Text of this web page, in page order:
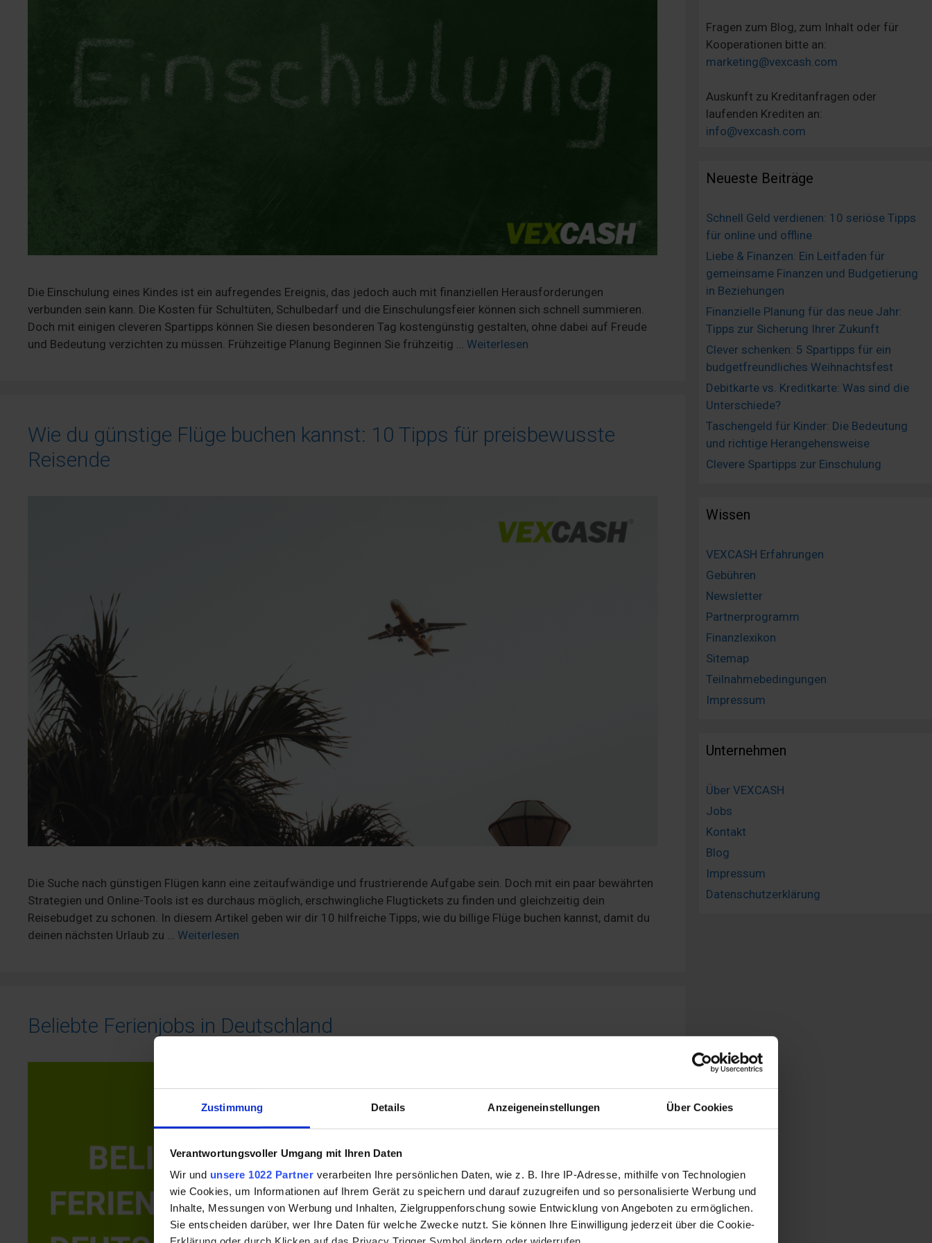
Zustimmung Details Anzeigeneinstellungen Über Cookies
Verantwortungsvoller Umgang mit Ihren Daten
Wir und unsere 1022 Partner verarbeiten Ihre persönlichen Daten, wie z. B. Ihre IP-Adresse, mithilfe von Technologien
wie Cookies, um Informationen auf Ihrem Gerät zu speichern und darauf zuzugreifen und so personalisierte Werbung und
Inhalte, Messungen von Werbung und Inhalten, Zielgruppenforschung sowie Entwicklung von Angeboten zu ermöglichen.
Sie entscheiden darüber, wer Ihre Daten für welche Zwecke nutzt. Sie können Ihre Einwilligung jederzeit über die Cookie-
Die Einschulung eines Kindes ist ein aufregendes Ereignis, das jedoch auch mit finanziellen Herausforderungen
verbunden sein kann. Die Kosten für Schultüten, Schulbedarf und die Einschulungsfeier können sich schnell summieren.
Doch mit einigen cleveren Spartipps können Sie diesen besonderen Tag kostengünstig gestalten, ohne dabei auf Freude
und Bedeutung verzichten zu müssen. Frühzeitige Planung Beginnen Sie frühzeitig … Weiterlesen
Wie du günstige Flüge buchen kannst: 10 Tipps für preisbewusste
Reisende
Die Suche nach günstigen Flügen kann eine zeitaufwändige und frustrierende Aufgabe sein. Doch mit ein paar bewährten
Strategien und Online-Tools ist es durchaus möglich, erschwingliche Flugtickets zu finden und gleichzeitig dein
Reisebudget zu schonen. In diesem Artikel geben wir dir 10 hilfreiche Tipps, wie du billige Flüge buchen kannst, damit du
deinen nächsten Urlaub zu … Weiterlesen
Beliebte Ferienjobs in Deutschland
Fragen zum Blog, zum Inhalt oder für
Kooperationen bitte an:
marketing@vexcash.com
Auskunft zu Kreditanfragen oder
laufenden Krediten an:
info@vexcash.com
Neueste Beiträge
Schnell Geld verdienen: 10 seriöse Tipps
für online und offline
Liebe & Finanzen: Ein Leitfaden für
gemeinsame Finanzen und Budgetierung
in Beziehungen
Finanzielle Planung für das neue Jahr:
Tipps zur Sicherung Ihrer Zukunft
Clever schenken: 5 Spartipps für ein
budgetfreundliches Weihnachtsfest
Debitkarte vs. Kreditkarte: Was sind die
Unterschiede?
Taschengeld für Kinder: Die Bedeutung
und richtige Herangehensweise
Clevere Spartipps zur Einschulung
Wissen
VEXCASH Erfahrungen
Gebühren
Newsletter
Partnerprogramm
Finanzlexikon
Sitemap
Teilnahmebedingungen
Impressum
Unternehmen
Über VEXCASH
Jobs
Kontakt
Blog
Impressum
Datenschutzerklärung